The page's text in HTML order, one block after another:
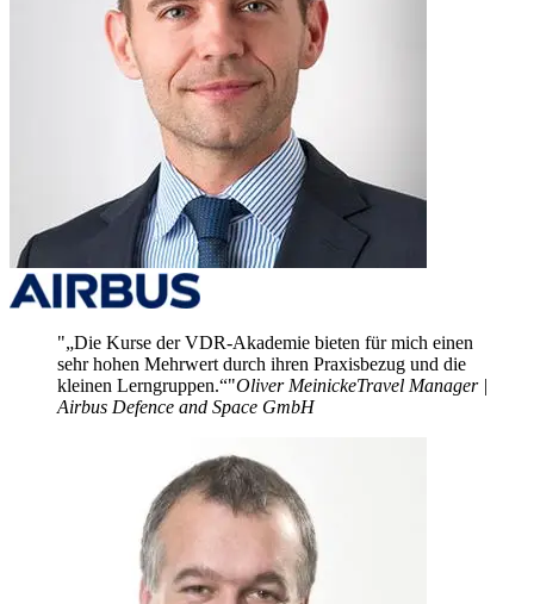
„Die Kurse der VDR-Akademie bieten für mich einen
sehr hohen Mehrwert durch ihren Praxisbezug und die
kleinen Lerngruppen.“ Oliver MeinickeTravel Manager |
Airbus Defence and Space GmbH